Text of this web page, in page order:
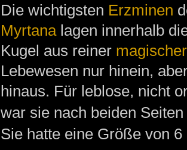
Die wichtigsten Erzminen
Myrtanalagen innerhalb
Kugel aus reiner
Lebewesen nur hinein,
hinaus. Für leblose, nicht
war sie nach beiden
Sie hatte eine Größe von 6